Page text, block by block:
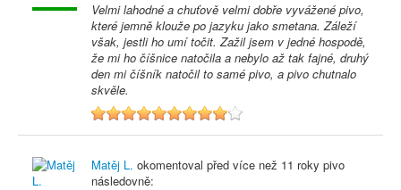
Velmi lahodné a chuťově velmi dobře vyvážené pivo,
které jemně klouže po jazyku jako smetana. Záleží
však, jestli ho umí točit. Zažil jsem v jedné hospodě,
že mi ho číšnice natočila a nebylo až tak fajné, druhý
den mi číšník natočil to samé pivo, a pivo chutnalo
skvěle.
9
Matěj L. okomentoval před více než 11 roky pivo
následovně: